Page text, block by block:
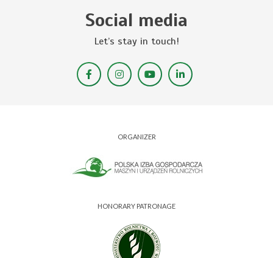
Social media
Let’s stay in touch!
ORGANIZER
HONORARY PATRONAGE